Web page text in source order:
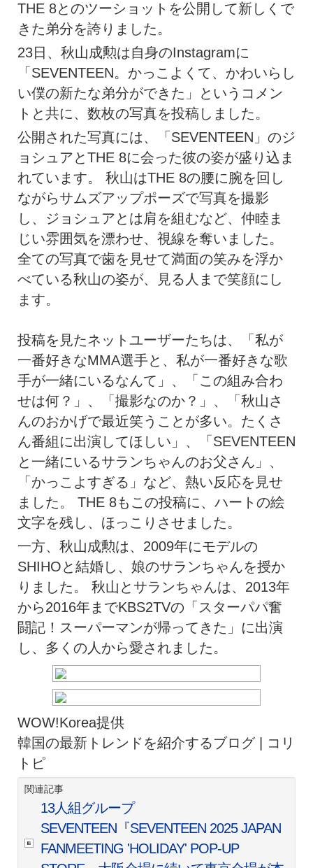
THE 8とのツーショットを公開して新しくで
きた弟分を誇りました。
23日、秋山成勲は自身のInstagramに
「SEVENTEEN。かっこよくて、かわいらし
い僕の新たな弟分ができた」というコメン
トと共に、数枚の写真を投稿しました。
公開された写真には、「SEVENTEEN」のジ
ョシュアとTHE 8に会った彼の姿が盛り込ま
れています。 秋山はTHE 8の腰に腕を回し
ながらサムズアップポーズで写真を撮影
し、ジョシュアとは肩を組むなど、仲睦ま
じい雰囲気を漂わせ、視線を奪いました。
全ての写真で歯を見せて満面の笑みを浮か
べている秋山の姿が、見る人まで笑顔にし
ます。
投稿を見たネットユーザーたちは、「私が
一番好きなMMA選手と、私が一番好きな歌
手が一緒にいるなんて」、「この組み合わ
せは何？」、「撮影なのか？」、「秋山さ
んのおかげで最近笑うことが多い。たくさ
ん番組に出演してほしい」、「SEVENTEEN
と一緒にいるサランちゃんのお父さん」、
「かっこよすぎる」など、熱い反応を見せ
ました。 THE 8もこの投稿に、ハートの絵
文字を残し、ほっこりさせました。
一方、秋山成勲は、2009年にモデルの
SHIHOと結婚し、娘のサランちゃんを授か
りました。 秋山とサランちゃんは、2013年
から2016年までKBS2TVの「スターパパ奮
闘記！スーパーマンが帰ってきた」に出演
し、多くの人から愛されました。
WOW!Korea提供
韓国の最新トレンドを紹介するブログ | コリ
トピ
関連記事
13人組グループ
SEVENTEEN『SEVENTEEN 2025 JAPAN
FANMEETING 'HOLIDAY' POP-UP